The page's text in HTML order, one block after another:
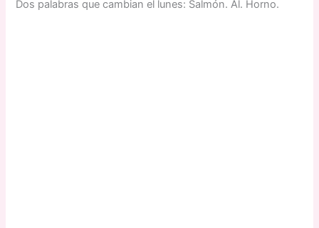
Dos palabras que cambian el lunes: Salmón. Al. Horno.